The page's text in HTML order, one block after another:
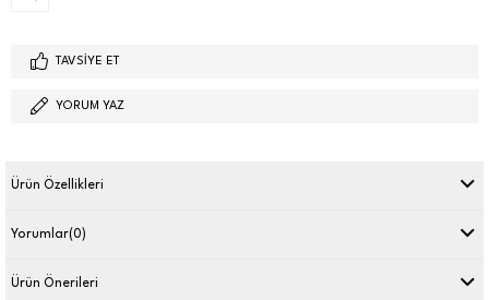
TAVSIYE ET
YORUM YAZ
Ürün Özellikleri
Yorumlar(0)
Ürün Önerileri